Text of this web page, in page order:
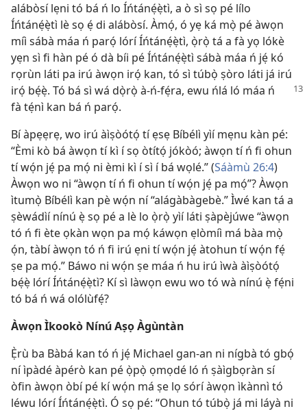
alábòsí lẹni tó bá ń lo Íńtánẹ́ẹ̀tì, a ò sì sọ pé lílo
Íńtánẹ́ẹ̀tì lè sọ ẹ́ di alábòsí. Àmọ́, ó yẹ ká mọ̀ pé àwọn
míì sábà máa ń parọ́ lórí Íńtánẹ́ẹ̀tì, ọ̀rọ̀ tá a fà yọ lókè
yẹn sì fi hàn pé ó dà bíi pé Íńtánẹ́ẹ̀tì sábà máa ń jẹ́ kó
rọrùn láti pa irú àwọn irọ́ kan, tó sì túbọ̀ ṣòro láti já irú
irọ́ bẹ́ẹ̀. Tó bá sì wá dọ̀rọ̀ à-ń-fẹ́ra, ewu ńlá ló máa ń
fà tẹ́nì kan bá ń parọ́.
Bí àpẹẹrẹ, wo irú àìṣòótọ́ tí ẹsẹ Bíbélì yìí mẹnu kàn pé:
“Èmi kò bá àwọn tí kì í sọ òtítọ́ jókòó; àwọn tí ń fi ohun
tí wọ́n jẹ́ pa mọ́ ni èmi kì í sì í bá wọlé.” (Sáàmù 26:4)
Àwọn wo ni “àwọn tí ń fi ohun tí wọ́n jẹ́ pa mọ́”? Àwọn
ìtumọ̀ Bíbélì kan pè wọ́n ní “alágàbàgebè.” Ìwé kan tá a
ṣèwádìí nínú ẹ̀ sọ pé a lè lo ọ̀rọ̀ yìí láti ṣàpèjúwe “àwọn
tó ń fi ète ọkàn wọn pa mọ́ káwọn ẹlòmíì má bàa mọ̀
ọ́n, tàbí àwọn tó ń fi irú ẹni tí wọ́n jẹ́ àtohun tí wọ́n fẹ́
ṣe pa mọ́.” Báwo ni wọ́n ṣe máa ń hu irú ìwà àìṣòótọ́
bẹ́ẹ̀ lórí Íńtánẹ́ẹ̀tì? Kí sì làwọn ewu wo tó wà nínú ẹ̀ fẹ́ni
tó bá ń wá olólùfẹ́?
Àwọn Ìkookò Nínú Aṣọ Àgùntàn
Ẹ̀rù ba Bàbá kan tó ń jẹ́ Michael gan-an ni nígbà tó gbọ́
ní ìpàdé àpérò kan pé ọ̀pọ̀ ọmọdé ló ń ṣàìgbọràn sí
òfin àwọn òbí pé kí wọ́n má ṣe lọ sórí àwọn ìkànnì tó
léwu lórí Íńtánẹ́ẹ̀tì. Ó sọ pé: “Ohun tó túbọ̀ já mi láyà ni